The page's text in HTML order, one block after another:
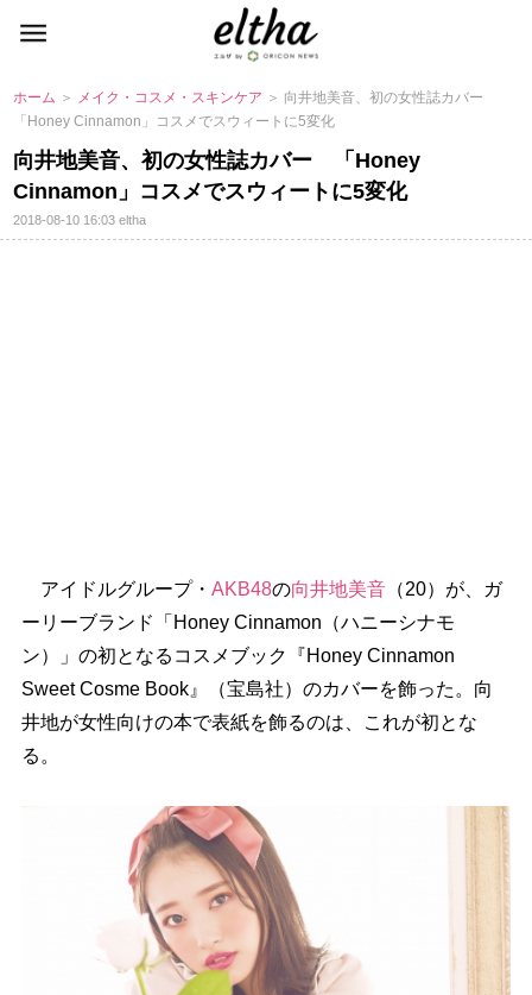
ホーム ＞ メイク・コスメ・スキンケア ＞ 向井地美音、初の女性誌カバー
「Honey Cinnamon」コスメでスウィートに5変化
向井地美音、初の女性誌カバー 「Honey
Cinnamon」コスメでスウィートに5変化
2018-08-10 16:03eltha
アイドルグループ・ AKB48の向井地美音（20）が、ガ
ーリーブランド「Honey Cinnamon（ハニーシナモ
ン）」の初となるコスメブック『Honey Cinnamon
Sweet Cosme Book』（宝島社）のカバーを飾った。向
井地が女性向けの本で表紙を飾るのは、これが初とな
る。